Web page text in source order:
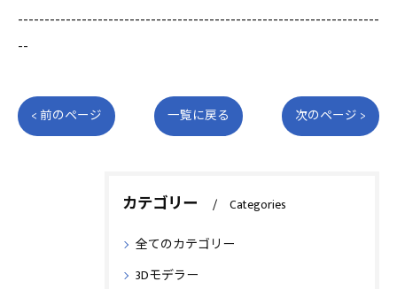
--------------------------------------------------------------------
--
< 前のページ 一覧に戻る 次のページ >
カテゴリー Categories
全てのカテゴリー
3Dモデラー